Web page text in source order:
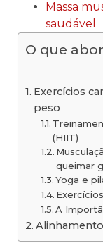
Massa
saudável
O que
Exercícios
peso
(HIIT)
queimar
Yoga e
A